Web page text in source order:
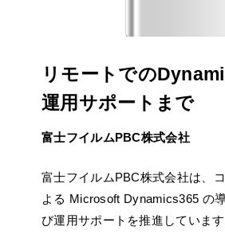
リモートでの
運用サポートまで
富士フイルムPBC株式会社
富士フイルムPBC株式会社は、
よる Microsoft Dynamics365 の
び運用サポートを推進しています